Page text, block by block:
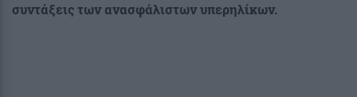
συντάξεις των ανασφάλιστων υπερηλίκων.